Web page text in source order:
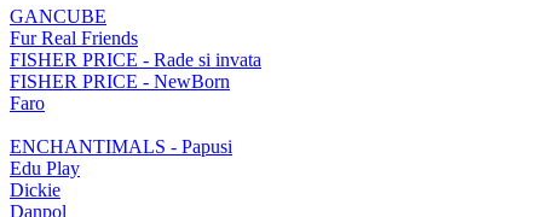
GANCUBE
Fur Real Friends
FISHER PRICE - Rade si invata
FISHER PRICE - NewBorn
Faro
ENCHANTIMALS - Papusi
Edu Play
Dickie
Danpol